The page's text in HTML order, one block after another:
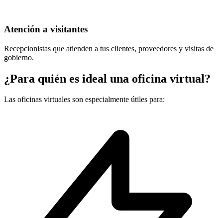
Atención a visitantes
Recepcionistas que atienden a tus clientes, proveedores y visitas de
gobierno.
¿Para quién es ideal una oficina virtual?
Las oficinas virtuales son especialmente útiles para: